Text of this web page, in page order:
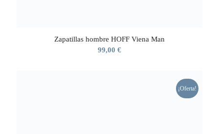
Zapatillas hombre HOFF Viena Man
99,00 €
¡Oferta!